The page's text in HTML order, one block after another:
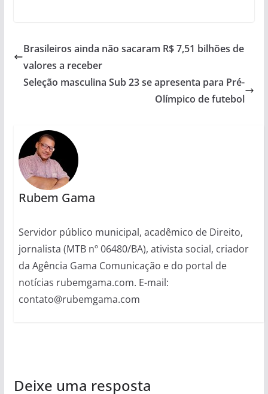
Brasileiros ainda não sacaram R$ 7,51 bilhões de
valores a receber
Seleção masculina Sub 23 se apresenta para Pré-
Olímpico de futebol
Rubem Gama
Servidor público municipal, acadêmico de Direito,
jornalista (MTB nº 06480/BA), ativista social, criador
da Agência Gama Comunicação e do portal de
notícias rubemgama.com. E-mail:
contato@rubemgama.com
Deixe uma resposta